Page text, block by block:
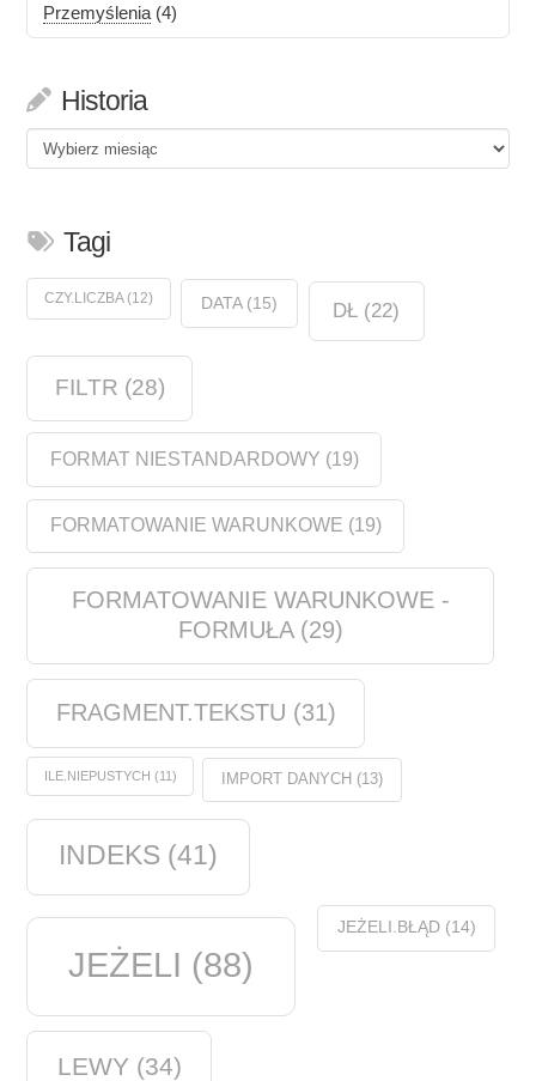
Przemyślenia (4)
Historia
Historia
Tagi
CZY.LICZBA(12) DATA(15) DŁ (22)
FILTR (28)
FORMAT NIESTANDARDOWY (19)
FORMATOWANIE WARUNKOWE (19)
FORMATOWANIE WARUNKOWE -
FORMUŁA(29)
FRAGMENT.TEKSTU (31)
ILE.NIEPUSTYCH (11) IMPORT DANYCH (13)
INDEKS (41)
JEŻELI (88)
JEŻELI.BŁĄD(14)
LEWY (34)